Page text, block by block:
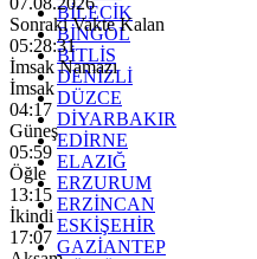
BİLECİK
BİNGÖL
BİTLİS
DENİZLİ
DÜZCE
DİYARBAKIR
EDİRNE
ELAZIĞ
ERZURUM
ERZİNCAN
ESKİŞEHİR
GAZİANTEP
Sonraki Vakte Kalan
05:28:30
İmsak Namazı
İmsak
04:17
Güneş
05:59
Öğle
13:15
İkindi
17:07